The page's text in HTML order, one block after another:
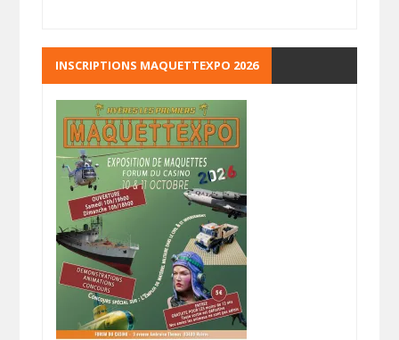
INSCRIPTIONS MAQUETTEXPO 2026